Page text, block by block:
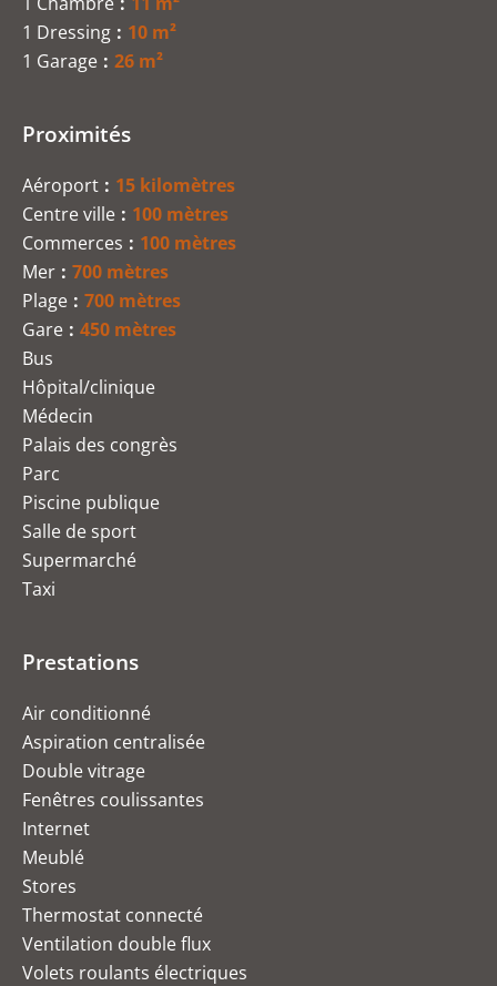
1 Dressing
10 m²
1 Garage
26 m²
Proximités
Aéroport
15 kilomètres
Centre ville
100 mètres
Commerces
100 mètres
Mer
700 mètres
Plage
700 mètres
Gare
450 mètres
Bus
Hôpital/clinique
Médecin
Palais des congrès
Parc
Piscine publique
Salle de sport
Supermarché
Taxi
Prestations
Air conditionné
Aspiration centralisée
Double vitrage
Fenêtres coulissantes
Internet
Meublé
Stores
Thermostat connecté
Ventilation double flux
Volets roulants électriques